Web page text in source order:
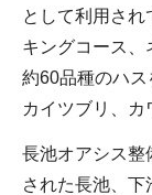
として利用さ
キングコース、
約60品種のハス
カイツブリ、カ
長池オアシス整
された長池、